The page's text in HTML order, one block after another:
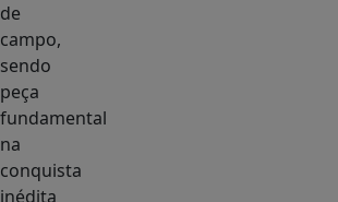
de
campo,
sendo
peça
fundamental
na
conquista
inédita